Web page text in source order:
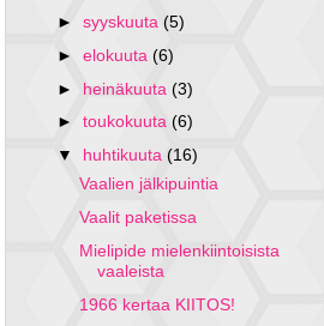
►syyskuuta(5)
►elokuuta(6)
► heinäkuuta(3)
►toukokuuta(6)
▼ huhtikuuta(16)
Vaalien jälkipuintia
Vaalit paketissa
Mielipide mielenkiintoisista
vaaleista
1966 kertaa KIITOS!